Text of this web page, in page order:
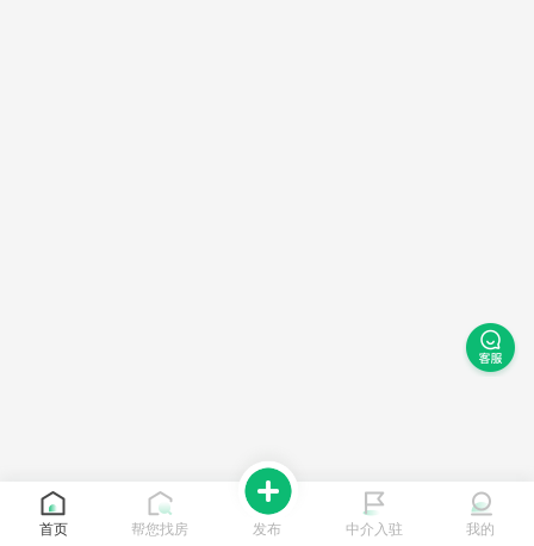
首页 帮您找房 发布 中介入驻 我的